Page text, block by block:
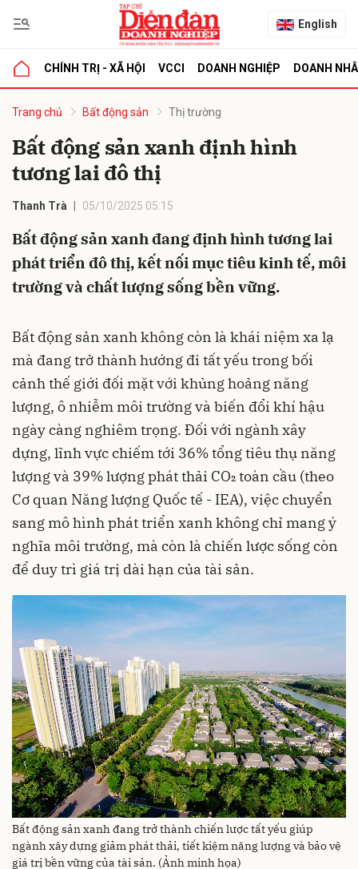
English
CHÍNH TRỊ - XÃ HỘI VCCI DOANH NGHIỆP DOANH
Trang chủ Bất động sản Thị trường
Bất động sản xanh định hình
tương lai đô thị
Thanh Trà 05/10/2025 05:15
Bất động sản xanh đang định hình tương lai
phát triển đô thị, kết nối mục tiêu kinh tế, môi
trường và chất lượng sống bền vững.
Bất động sản xanh không còn là khái niệm xa lạ
mà đang trở thành hướng đi tất yếu trong bối
cảnh thế giới đối mặt với khủng hoảng năng
lượng, ô nhiễm môi trường và biến đổi khí hậu
ngày càng nghiêm trọng. Đối với ngành xây
dựng, lĩnh vực chiếm tới 36% tổng tiêu thụ năng
lượng và 39% lượng phát thải CO₂ toàn cầu (theo
Cơ quan Năng lượng Quốc tế - IEA), việc chuyển
sang mô hình phát triển xanh không chỉ mang ý
nghĩa môi trường, mà còn là chiến lược sống còn
để duy trì giá trị dài hạn của tài sản.
Bất động sản xanh đang trở thành chiến lược tất yếu giúp
ngành xây dựng giảm phát thải, tiết kiệm năng lượng và bảo vệ
giá trị bền vững của tài sản. (Ảnh minh họa)
luận
Hủy